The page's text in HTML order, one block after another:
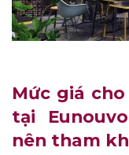
Mức giá
tại
nên tham